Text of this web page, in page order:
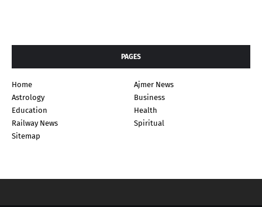
PAGES
Home
Ajmer News
Astrology
Business
Education
Health
Railway News
Spiritual
Sitemap